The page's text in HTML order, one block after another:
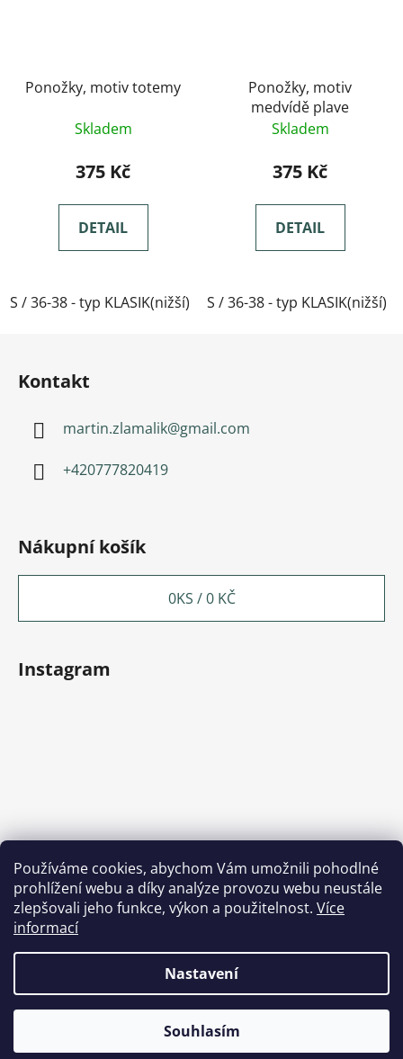
Používáme cookies, abychom Vám umožnili pohodlné
prohlížení webu a díky analýze provozu webu neustále
zlepšovali jeho funkce, výkon a použitelnost. Více
informací
Nastavení
Souhlasím
Ponožky, motiv totemy
Skladem
375 Kč
DETAIL
S / 36-38 - typ KLASIK(nižší) M / 39-41- typ KLASIK(nižší)
Ponožky, motiv
medvídě plave
Skladem
375 Kč
DETAIL
S / 36-38 - typ KLASIK(nižší)
Kontakt
martin.zlamalik@gmail.com
+420777820419
Nákupní košík
0KS /0 KČ
Instagram
Sledovat na Instagramu
Vytvořil Shoptet